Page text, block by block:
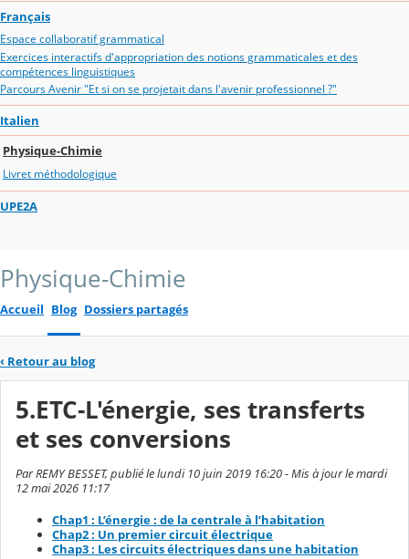
Français
Espace collaboratif grammatical
Exercices interactifs d'appropriation des notions grammaticales et des
compétences linguistiques
Parcours Avenir "Et si on se projetait dans l'avenir professionnel ?"
Italien
Physique-Chimie
Livret méthodologique
UPE2A
Physique-Chimie
Accueil Blog Dossiers partagés
‹ Retour au blog
5.ETC-L'énergie, ses transferts
et ses conversions
Par REMY BESSET, publié le lundi 10 juin 2019 16:20 - Mis à jour le mardi
12 mai 2026 11:17
Chap1 : L’énergie : de la centrale à l’habitation
Chap2 : Un premier circuit électrique
Chap3 : Les circuits électriques dans une habitation